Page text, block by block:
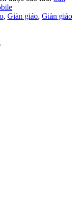
, Giàn giáo, Giàn giáo